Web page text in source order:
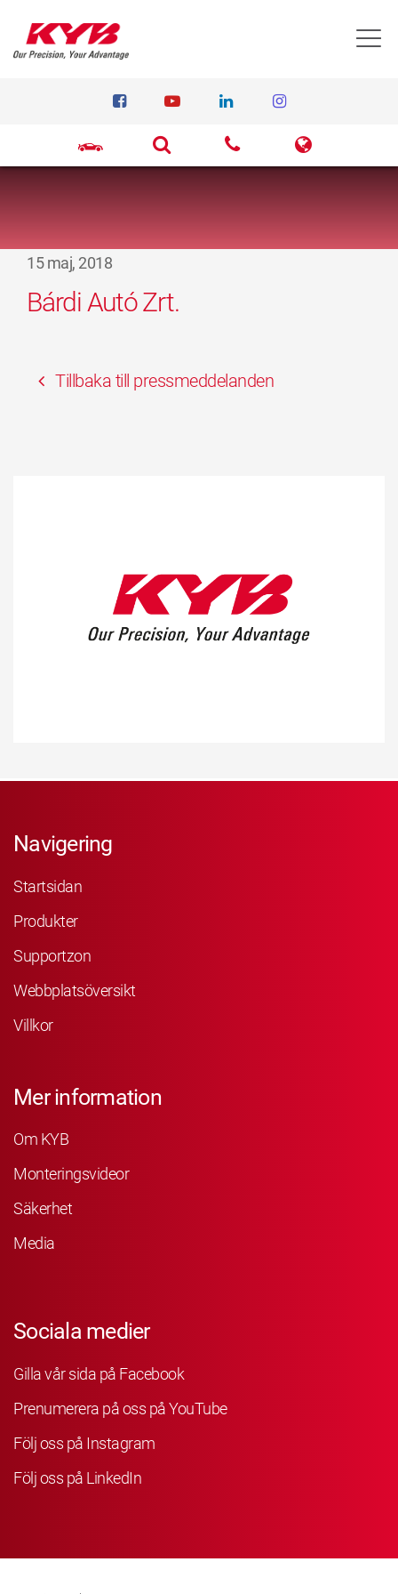
15 maj, 2018
Bárdi Autó Zrt.
Tillbaka till pressmeddelanden
Navigering
Startsidan
Produkter
Supportzon
Webbplatsöversikt
Villkor
Mer information
Om KYB
Monteringsvideor
Säkerhet
Media
Sociala medier
Gilla vår sida på Facebook
Prenumerera på oss på YouTube
Följ oss på Instagram
Följ oss på LinkedIn